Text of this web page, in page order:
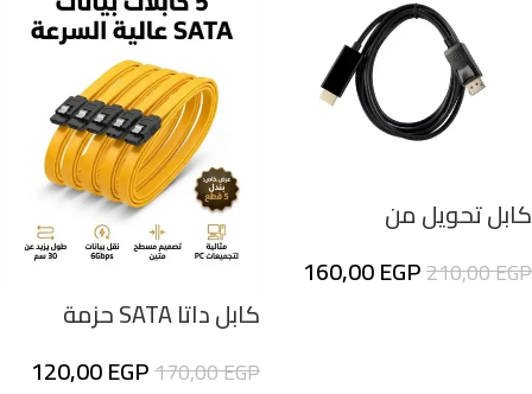
كابل تحويل من
210,00EGP
160,00EGP
كابل داتا SATA حزمة
170,00EGP
120,00EGP